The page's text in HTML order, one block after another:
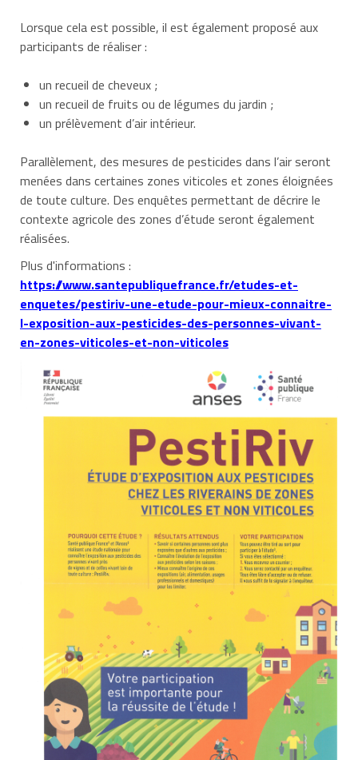
Lorsque cela est possible, il est également proposé aux
participants de réaliser :
un recueil de cheveux ;
un recueil de fruits ou de légumes du jardin ;
un prélèvement d’air intérieur.
Parallèlement, des mesures de pesticides dans l’air seront
menées dans certaines zones viticoles et zones éloignées
de toute culture. Des enquêtes permettant de décrire le
contexte agricole des zones d’étude seront également
réalisées.
Plus d'informations :
https://www.santepubliquefrance.fr/etudes-et-
enquetes/pestiriv-une-etude-pour-mieux-connaitre-
l-exposition-aux-pesticides-des-personnes-vivant-
en-zones-viticoles-et-non-viticoles